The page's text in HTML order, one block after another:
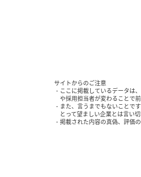
サイトからのご注意
ここに掲載しているデータは
や採用担当者が変わることで
また、言うまでもないことで
とって望ましい企業とは言い
掲載された内容の真偽、評価